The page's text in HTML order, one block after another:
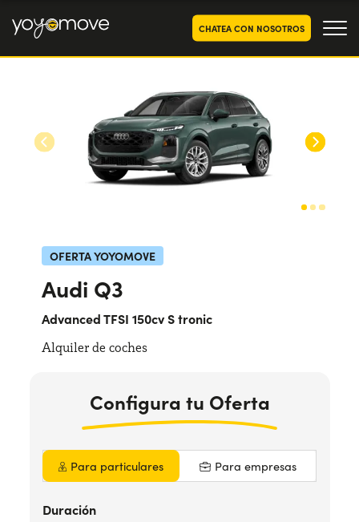
CHATEA CON NOSOTROS
OFERTAS RENTING COCHES
Particulares
Autónomos y Empresas
OFERTAS RENTING
SEGUNDA MANO
RENTING COCHES POR MESES
Nuestra historia
Trabaja con nosotros
CÓMO FUNCIONA
POR QUÉ CONVIENE
¿Necesitas ayuda? +34672028071
OFERTA YOYOMOVE
Audi Q3
Advanced TFSI 150cv S tronic
Alquiler de coches
Configura tu Oferta
Para particulares Para empresas
Duración